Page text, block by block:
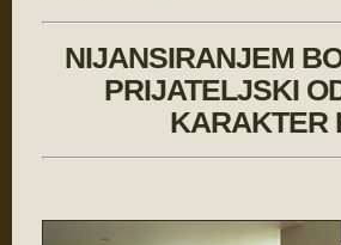
NIJANSIRANJEM
PRIJATELJSKI
KARAKTER